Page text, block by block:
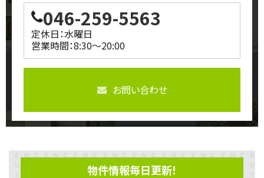
046-259-5563
定休日：水曜日
営業時間：8:30～20:00
お問い合わせ
物件情報毎日更新！